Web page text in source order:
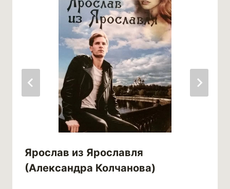
Ярослав из Ярославля
(Александра Колчанова)